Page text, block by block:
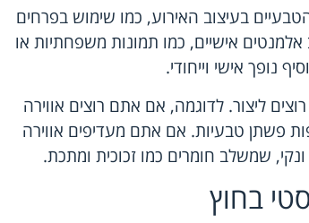
בעיצוב האירוע, כמו שימוש בפרחים
אישיים, כמו תמונות משפחתיות או
נופך אישי וייחודי.
ליצור. לדוגמה, אם אתם רוצים אווירה
פשתן טבעיות. אם אתם מעדיפים אווירה
שמשלב חומרים כמו זכוכית ומתכת.
בחוץ